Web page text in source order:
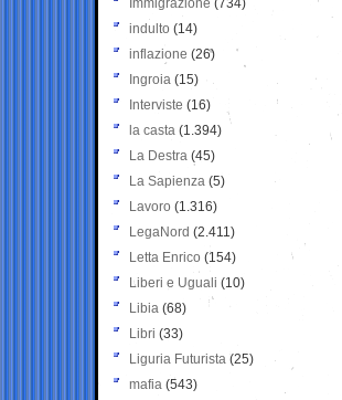
Immigrazione (734)
indulto (14)
inflazione (26)
Ingroia (15)
Interviste (16)
la casta (1.394)
La Destra (45)
La Sapienza (5)
Lavoro (1.316)
LegaNord (2.411)
Letta Enrico (154)
Liberi e Uguali (10)
Libia (68)
Libri (33)
Liguria Futurista (25)
mafia (543)